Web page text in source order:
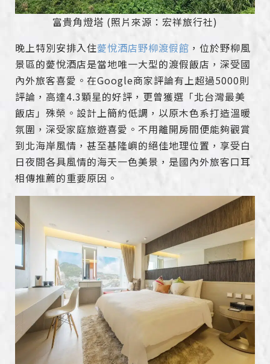
富貴角燈塔 (照片來源：宏祥旅行社)
晚上特別安排入住薆悅酒店野柳渡假館 ，位於野柳風
景區的薆悅酒店是當地唯一大型的渡假飯店，深受國
內外旅客喜愛。在Google商家評論有上超過5000則
評論，高達4.3顆星的好評，更曾獲選「北台灣最美
飯店」殊榮。設計上簡約低調，以原木色系打造溫暖
氛圍，深受家庭旅遊喜愛。不用離開房間便能夠觀賞
到北海岸風情，甚至基隆嶼的絕佳地理位置，享受白
日夜間各具風情的海天一色美景，是國內外旅客口耳
相傳推薦的重要原因。